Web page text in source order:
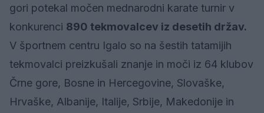
gori potekal močen mednarodni karate turnir v
konkurenci 890 tekmovalcev iz desetih držav.
V športnem centru Igalo so na šestih tatamijih
tekmovalci preizkušali znanje in moči iz 64 klubov
Črne gore, Bosne in Hercegovine, Slovaške,
Hrvaške, Albanije, Italije, Srbije, Makedonije in